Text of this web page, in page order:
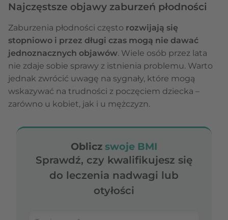
Najczęstsze objawy zaburzeń płodności
Zaburzenia płodności często rozwijają się
stopniowo i przez długi czas mogą nie dawać
jednoznacznych objawów. Wiele osób przez lata
nie zdaje sobie sprawy z istnienia problemu. Warto
jednak zwrócić uwagę na sygnały, które mogą
wskazywać na trudności z poczęciem dziecka –
zarówno u kobiet, jak i u mężczyzn.
Oblicz swoje BMI
Sprawdź, czy kwalifikujesz się
do leczenia nadwagi lub
otyłości